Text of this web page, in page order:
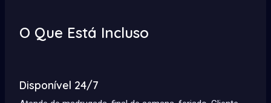
O Que Está Incluso
Disponível 24/7